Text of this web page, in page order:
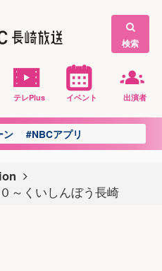
検索
テレPlus イベント 出演者
ン #NBCアプリ
～くいしんぼう長崎